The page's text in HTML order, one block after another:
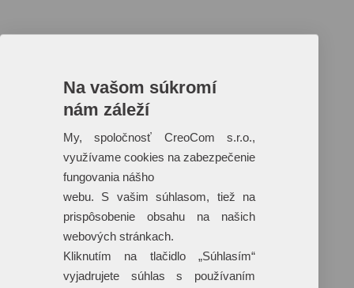
Reklamné predmety s plnofarebnou
potlačou
Dáždniky
Tašky
Hračky
Klobúky
Na vašom súkromí
nám záleží
My, spoločnosť CreoCom s.r.o.,
využívame cookies na zabezpečenie
fungovania nášho
webu. S vašim súhlasom, tiež na
prispôsobenie obsahu na našich
webových stránkach.
Kliknutím na tlačidlo „Súhlasím“
vyjadrujete súhlas s používaním